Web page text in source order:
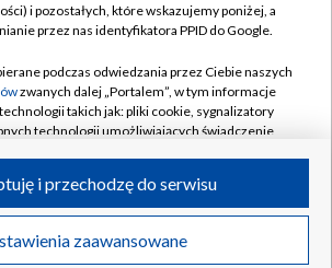
Cyfrowa
Pomoc
Kontakt
Kanały
Polska S.A. w likwidacji
i pozostałych, które wskazujemy poniżej, a
przez nas identyfikatora PPID do Google.
podczas odwiedzania przez Ciebie naszych
zwanych dalej „Portalem”, w tym informacje
takich jak: pliki cookie, sygnalizatory
technologii umożliwiających świadczenie
podczas odwiedzania przez Ciebie
na Portalu, takie jak adresy IP, identyfikatory
zaawansowane
i przechodzę do serwisu